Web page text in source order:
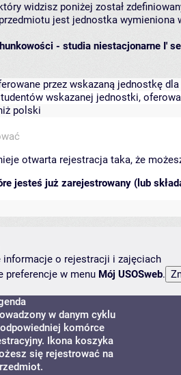
widzisz poniżej został
jest jednostka
- studia niestacjonarne I'
przez wskazaną jednostkę
wskazanej jednostki,
polski
otwarta rejestracja taka, że
jesteś już zarejestrowany (lub
informacje o rejestracji i zajęciach
preferencje w menu Mój USOSweb.
w danym cyklu
komórce
Ikona koszyka
się rejestrować na